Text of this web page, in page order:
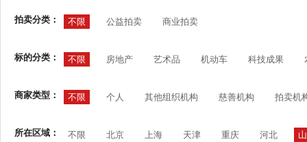
拍卖分类： 不限 公益拍卖 商业拍卖
标的分类： 不限 房地产 艺术品 机动车 科技成果
商家类型： 不限 个人 其他组织机构 慈善机构 拍卖机
所在区域： 不限 北京 上海 天津 重庆 河北